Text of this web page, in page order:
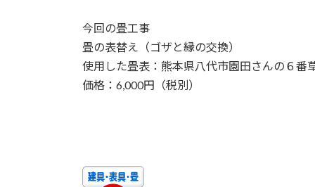
今回の畳工事
畳の表替え（ゴザと縁の交換）
使用した畳表：熊本県八代市園田さんの６番
価格：6,000円（税別）